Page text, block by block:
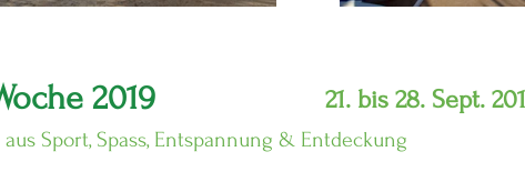
2019 21. bis 28. Sept.
Sport, Spass, Entspannung & Entdeckung